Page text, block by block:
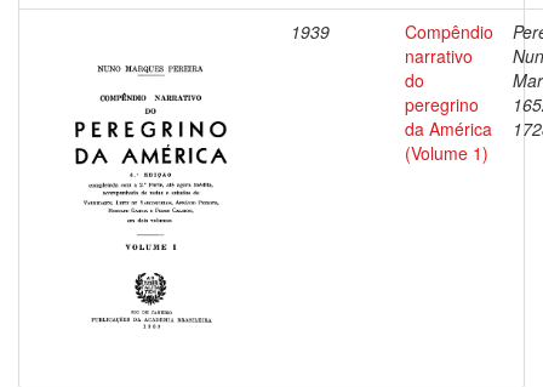
1939
Compêndio
narrativo
do
peregrino
da América
(Volume 1)